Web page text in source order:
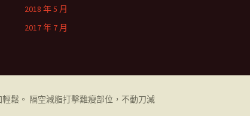
2018 年 5 月
2017 年 7 月
鬆。 隔空減脂打擊難瘦部位，不動刀減